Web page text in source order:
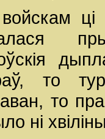
ці
то
то
ні